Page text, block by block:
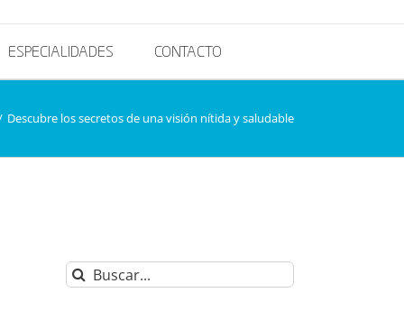
ESPECIALIDADES CONTACTO
Descubre los secretos de una visión nítida y saludable
Buscar: